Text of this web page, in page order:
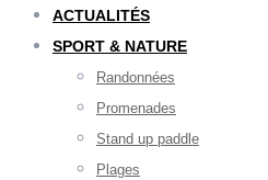
ACTUALITÉS
SPORT & NATURE
Randonnées
Promenades
Stand up paddle
Plages